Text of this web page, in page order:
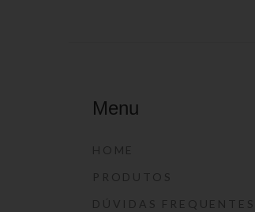
Menu
HOME
PRODUTOS
DÚVIDAS FREQUENTES